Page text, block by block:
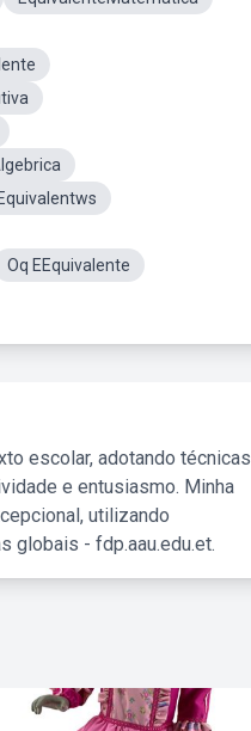
Oq EEquivalente
escolar, adotando técnicas
e entusiasmo. Minha
utilizando
globais - fdp.aau.edu.et.